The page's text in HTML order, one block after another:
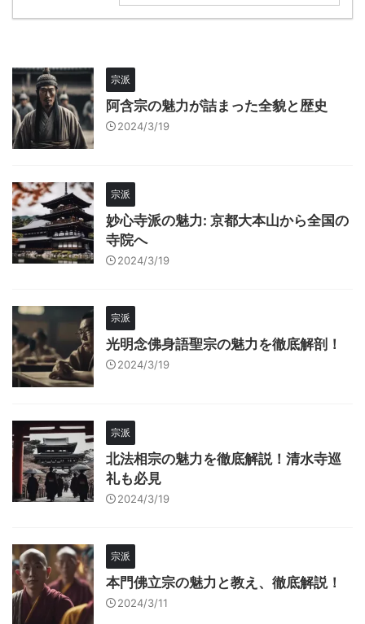
宗派
阿含宗の魅力が詰まった全貌と歴史
2024/3/19
宗派
妙心寺派の魅力: 京都大本山から全国の
寺院へ
2024/3/19
宗派
光明念佛身語聖宗の魅力を徹底解剖！
2024/3/19
宗派
北法相宗の魅力を徹底解説！清水寺巡
礼も必見
2024/3/19
宗派
本門佛立宗の魅力と教え、徹底解説！
2024/3/11